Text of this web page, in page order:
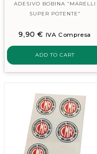
ADESIVO BOBINA “MARELLI
SUPER POTENTE”
9,90€ IVA Compresa
ADD TO CART